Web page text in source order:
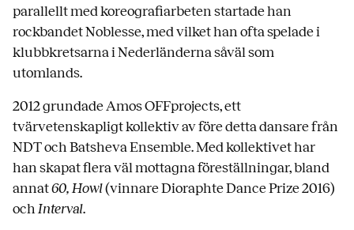
parallellt med koreografiarbeten startade han
rockbandet Noblesse, med vilket han ofta spelade i
klubbkretsarna i Nederländerna såväl som
utomlands.
2012 grundade Amos OFFprojects, ett
tvärvetenskapligt kollektiv av före detta dansare från
NDT och Batsheva Ensemble. Med kollektivet har
han skapat flera väl mottagna föreställningar, bland
annat60, Howl(vinnare Dioraphte Dance Prize 2016)
ochInterval.